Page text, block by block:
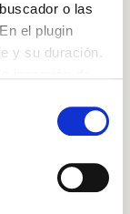
o las
el plugin
y su duración.
el navegador.
navegar en
que aún
Google